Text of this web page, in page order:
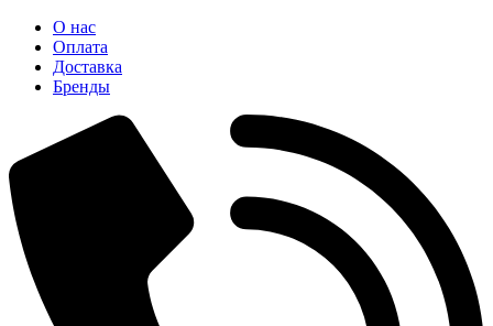
О нас
Оплата
Доставка
Бренды